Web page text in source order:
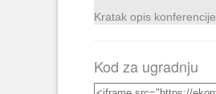
Kratak opis konferencije
Kod za ugradnju